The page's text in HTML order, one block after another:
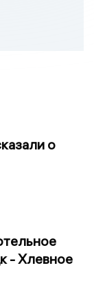
о
- Хлевное